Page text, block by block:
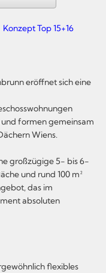
Konzept Top 15+16
eröffnet sich eine
formen gemeinsam
Wiens.
großzügige 5- bis 6-
und rund 100 m²
das im
absoluten
flexibles